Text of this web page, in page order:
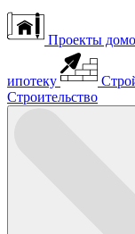
Проекты
ипотеку
Строительство